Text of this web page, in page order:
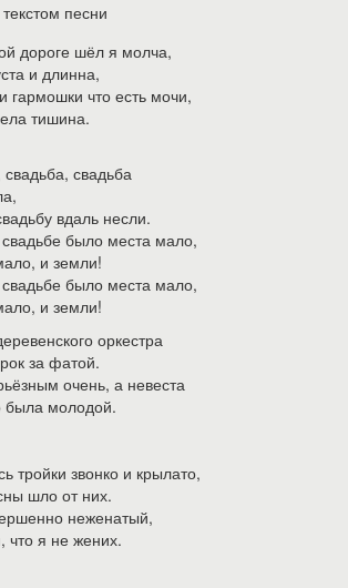
песни
дороге шёл я молча,
и длинна,
гармошки что есть мочи,
тишина.
свадьба
вдаль несли.
было места мало,
и земли!
было места мало,
и земли!
оркестра
за фатой.
очень, а невеста
была молодой.
тройки звонко и крылато,
шло от них.
неженатый,
что я не жених.